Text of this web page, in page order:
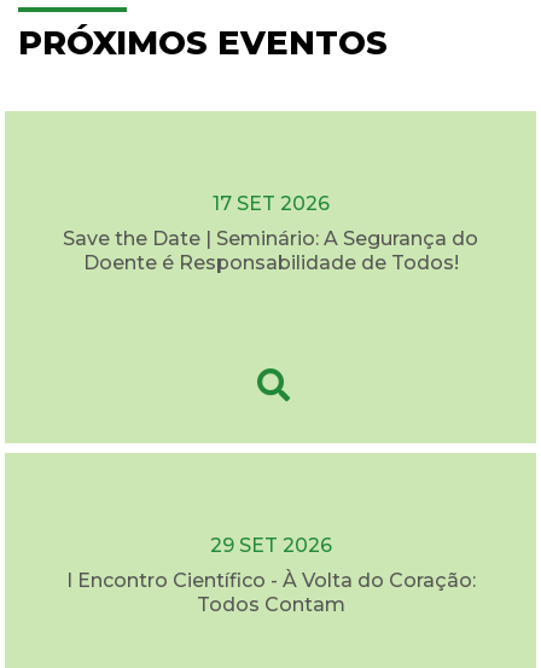
PRÓXIMOS EVENTOS
17 SET 2026
Save the Date | Seminário: A Segurança do
Doente é Responsabilidade de Todos!
29 SET 2026
I Encontro Científico - À Volta do Coração:
Todos Contam